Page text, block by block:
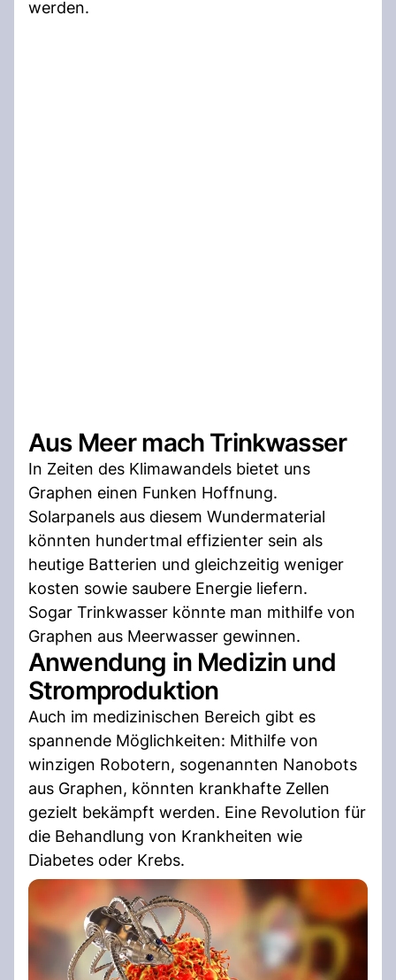
werden.
Aus Meer mach Trinkwasser
In Zeiten des Klimawandels bietet uns
Graphen einen Funken Hoffnung.
Solarpanels aus diesem Wundermaterial
könnten hundertmal effizienter sein als
heutige Batterien und gleichzeitig weniger
kosten sowie saubere Energie liefern.
Sogar Trinkwasser könnte man mithilfe von
Graphen aus Meerwasser gewinnen.
Anwendung in Medizin und
Stromproduktion
Auch im medizinischen Bereich gibt es
spannende Möglichkeiten: Mithilfe von
winzigen Robotern, sogenannten Nanobots
aus Graphen, könnten krankhafte Zellen
gezielt bekämpft werden. Eine Revolution für
die Behandlung von Krankheiten wie
Diabetes oder Krebs.